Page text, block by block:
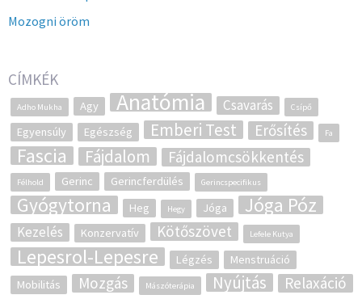
Mozogni öröm
CÍMKÉK
Adho Mukha Agy Anatómia Csavarás Csípő
Egyensúly Egészség Emberi Test Erősítés Fa
Fascia Fájdalom Fájdalomcsökkentés
Félhold Gerinc Gerincferdülés Gerincspecifikus
Gyógytorna Heg Hegy Jóga Jóga Póz
Kezelés Konzervatív Kötőszövet Lefele Kutya
Lepesrol-Lepesre Légzés
Menstruáció
Mobilitás
Mozgás Mászóterápia Nyújtás Relaxáció